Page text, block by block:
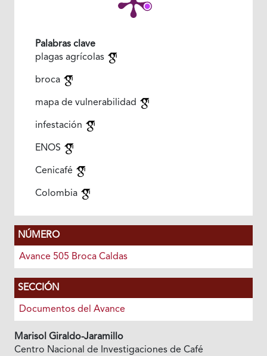
Palabras clave
plagas agrícolas
broca
mapa de vulnerabilidad
infestación
ENOS
Cenicafé
Colombia
NÚMERO
Avance 505 Broca Caldas
SECCIÓN
Documentos del Avance
Marisol Giraldo-Jaramillo
Centro Nacional de Investigaciones de Café